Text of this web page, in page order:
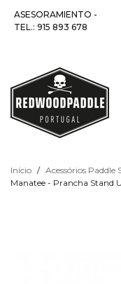
ASESORAMIENTO -
TEL.: 915 893 678
Início Acessórios Paddle
Manatee - Prancha Stand